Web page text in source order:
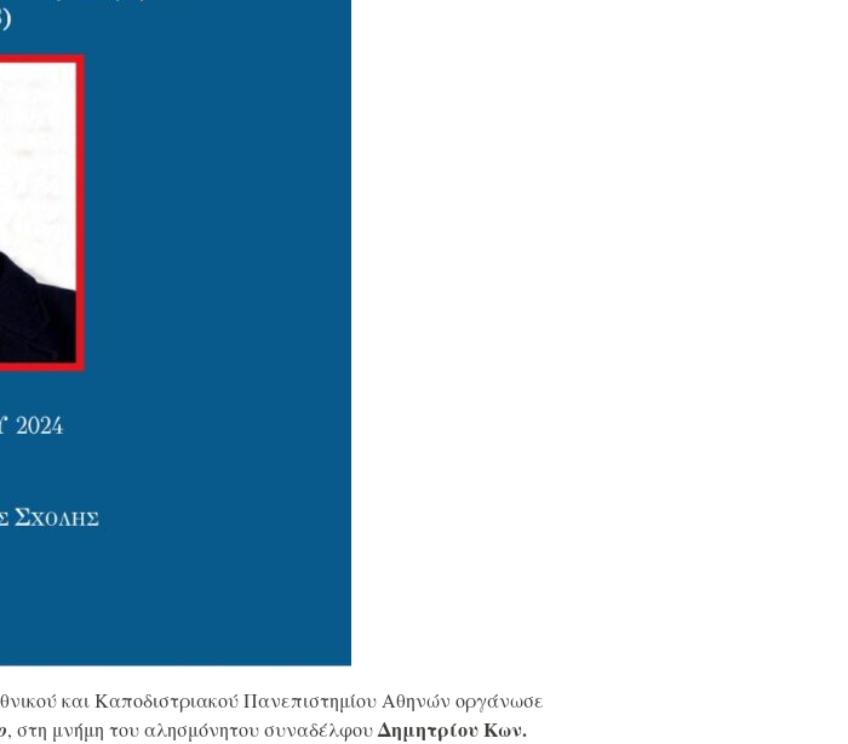
και Καποδιστριακού Πανεπιστημίου Αθηνών οργάνωσε
, στη μνήμη του αλησμόνητου συναδέλφουΔημητρίου Κων.